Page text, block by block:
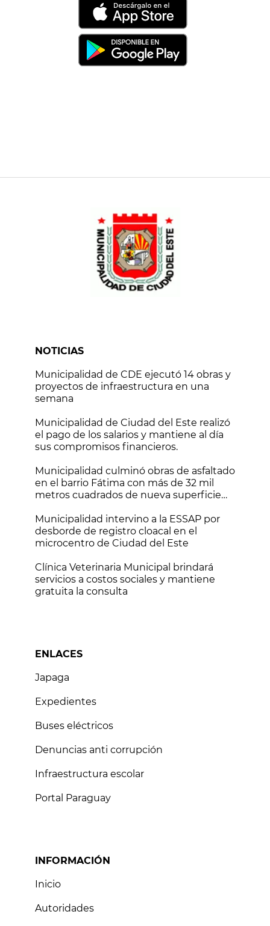
NOTICIAS
Municipalidad de CDE ejecutó 14 obras y
proyectos de infraestructura en una
semana
Municipalidad de Ciudad del Este realizó
el pago de los salarios y mantiene al día
sus compromisos financieros.
Municipalidad culminó obras de asfaltado
en el barrio Fátima con más de 32 mil
metros cuadrados de nueva superficie
Municipalidad intervino a la ESSAP por
desborde de registro cloacal en el
microcentro de Ciudad del Este
Clínica Veterinaria Municipal brindará
servicios a costos sociales y mantiene
gratuita la consulta
ENLACES
Japaga
Expedientes
Buses eléctricos
Denuncias anti corrupción
Infraestructura escolar
Portal Paraguay
INFORMACIÓN
Inicio
Autoridades